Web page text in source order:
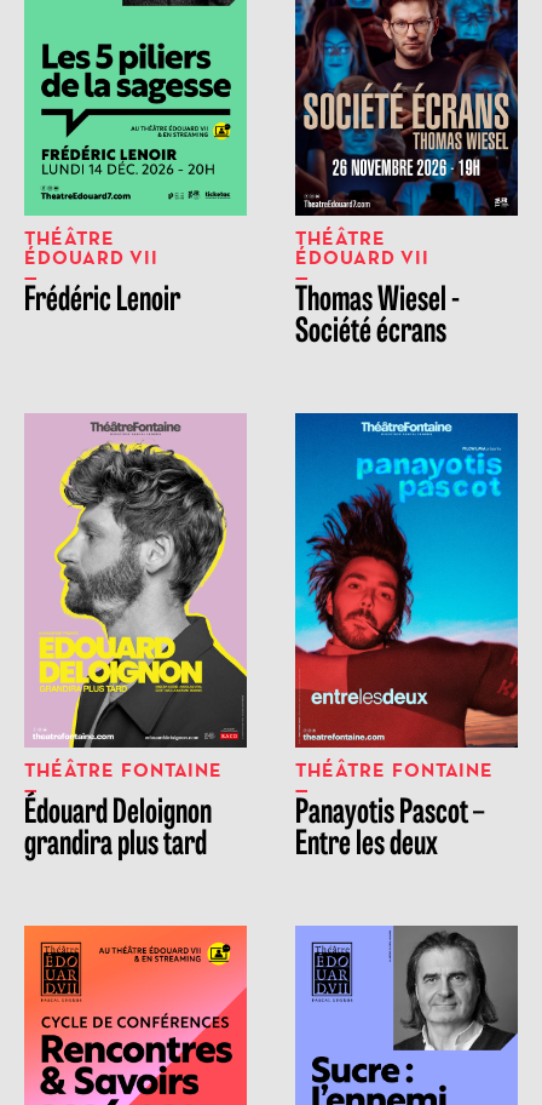
THÉÂTRE
ÉDOUARD VII
Frédéric Lenoir
THÉÂTRE
ÉDOUARD VII
Thomas Wiesel -
Société écrans
THÉÂTRE FONTAINE
Édouard Deloignon
grandira plus tard
THÉÂTRE FONTAINE
Panayotis Pascot –
Entre les deux